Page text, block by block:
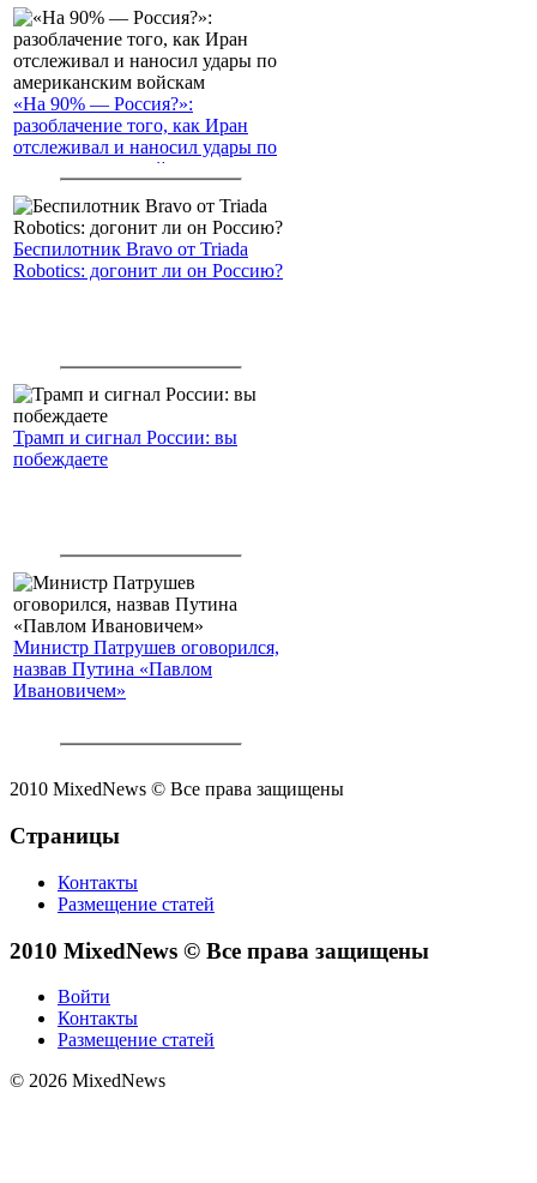
«На 90% — Россия?»:
разоблачение того, как Иран
отслеживал и наносил удары по
американским войскам
Беспилотник Bravo от Triada
Robotics: догонит ли он Россию?
Трамп и сигнал России: вы
побеждаете
Министр Патрушев оговорился,
назвав Путина «Павлом
Ивановичем»
2010 MixedNews © Все права защищены
Страницы
Контакты
Размещение статей
2010 MixedNews © Все права защищены
Войти
Контакты
Размещение статей
© 2026 MixedNews